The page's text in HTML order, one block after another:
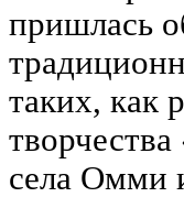
пришлась
таких, как
села Омми